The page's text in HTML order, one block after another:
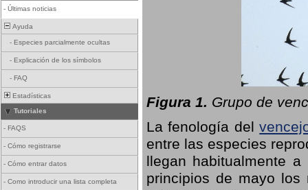
- Últimas noticias
Ayuda
- Especies parcialmente ocultas
- Explicación de los símbolos
- FAQ
Estadísticas
Tutoriales
- FAQS
- Cómo registrarse
- Cómo entrar datos
- Como introducir una lista completa
Figura 1. Grupo de
La fenología del
entre las especies
llegan habitualmente
principios de mayo los